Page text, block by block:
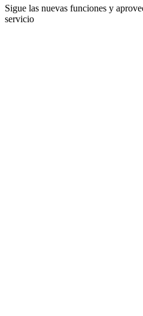
Sigue las nuevas funciones y
servicio